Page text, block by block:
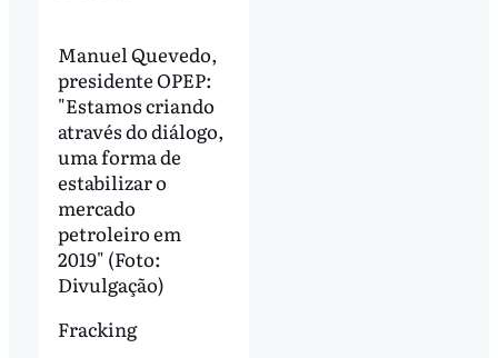
Manuel Quevedo,
presidente OPEP:
"Estamos criando
através do diálogo,
uma forma de
estabilizar o
mercado
petroleiro em
2019" (Foto:
Divulgação)
Fracking